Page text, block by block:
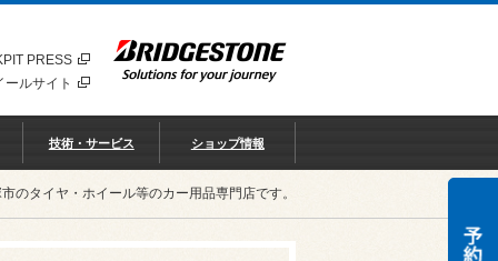
PRESS
ルサイト
技術・サービス ショップ情報
のタイヤ・ホイール等のカー用品専門店です。